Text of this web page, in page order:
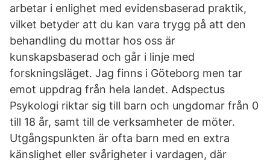
arbetar i enlighet med evidensbaserad praktik,
vilket betyder att du kan vara trygg på att den
behandling du mottar hos oss är
kunskapsbaserad och går i linje med
forskningsläget. Jag finns i Göteborg men tar
emot uppdrag från hela landet. Adspectus
Psykologi riktar sig till barn och ungdomar från 0
till 18 år, samt till de verksamheter de möter.
Utgångspunkten är ofta barn med en extra
känslighet eller svårigheter i vardagen, där